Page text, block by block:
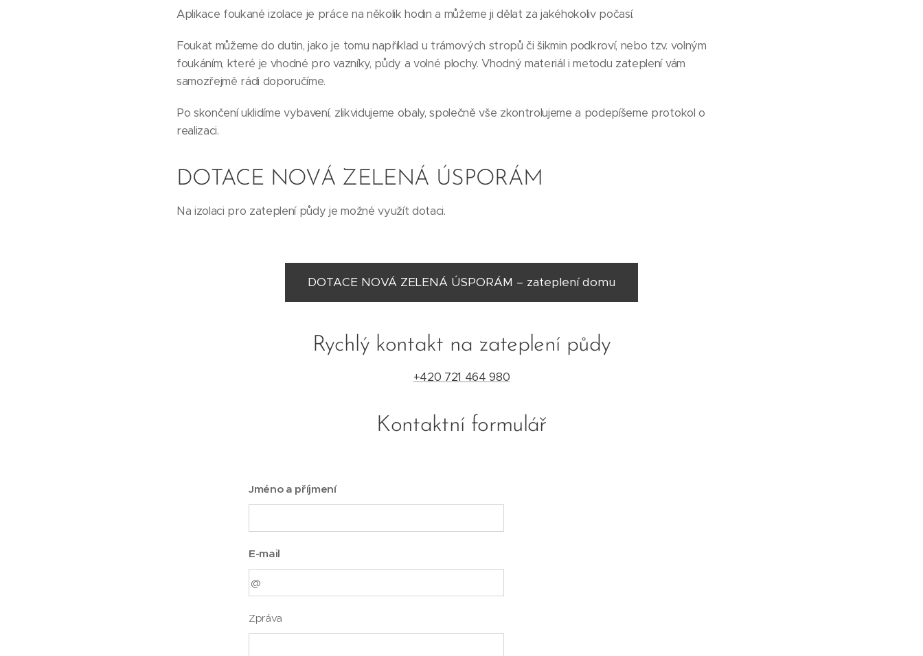
Aplikace foukané izolace je práce na několik hodin a můžeme ji dělat za jakéhokoliv počasí.
Foukat můžeme do dutin, jako je tomu například u trámových stropů či šikmin podkroví, nebo tzv. volným
foukáním, které je vhodné pro vazníky, půdy a volné plochy. Vhodný materiál i metodu zateplení vám
samozřejmě rádi doporučíme.
Po skončení uklidíme vybavení, zlikvidujeme obaly, společně vše zkontrolujeme a podepíšeme protokol o
realizaci.
DOTACE NOVÁ ZELENÁ ÚSPORÁM
Na izolaci pro zateplení půdy je možné využít dotaci.
DOTACE NOVÁ ZELENÁ ÚSPORÁM – zateplení domu
Rychlý kontakt na zateplení půdy
+420 721 464 980
Kontaktní formulář
Jméno a příjmení
E-mail
Zpráva